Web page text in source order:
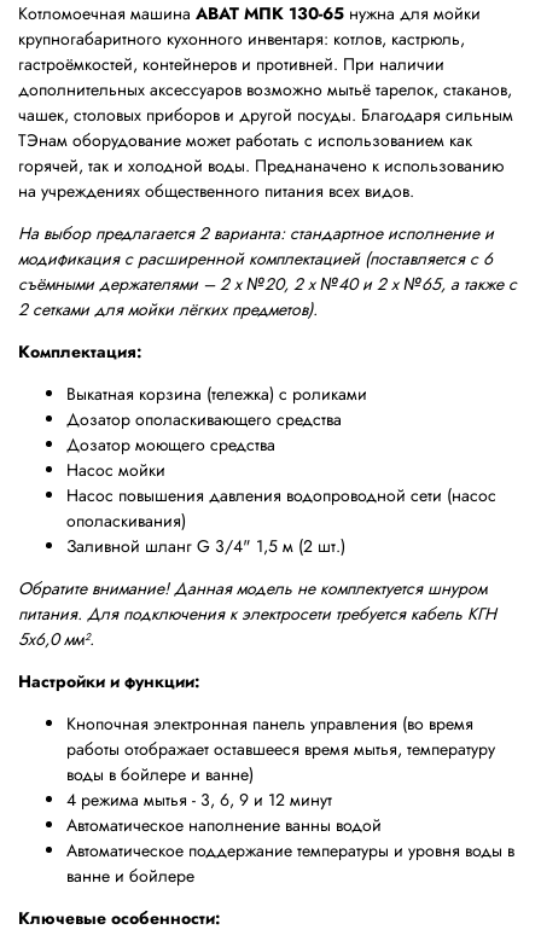
Котломоечная машина ABAT МПК 130-65 нужна для мойки
крупногабаритного кухонного инвентаря: котлов, кастрюль,
гастроёмкостей, контейнеров и противней. При наличии
дополнительных аксессуаров возможно мытьё тарелок, стаканов,
чашек, столовых приборов и другой посуды. Благодаря сильным
ТЭнам оборудование может работать с использованием как
горячей, так и холодной воды. Преднаначено к использованию
на учреждениях общественного питания всех видов.
На выбор предлагается 2 варианта: стандартное исполнение и
модификация с расширенной комплектацией (поставляется с 6
съёмными держателями – 2 х №20, 2 х №40 и 2 х №65, а также с
2 сетками для мойки лёгких предметов).
Комплектация:
Выкатная корзина (тележка) с роликами
Дозатор ополаскивающего средства
Дозатор моющего средства
Насос мойки
Насос повышения давления водопроводной сети (насос
ополаскивания)
Заливной шланг G 3/4" 1,5 м (2 шт.)
Обратите внимание! Данная модель не комплектуется шнуром
питания. Для подключения к электросети требуется кабель КГН
5х6,0 мм².
Настройки и функции:
Кнопочная электронная панель управления (во время
работы отображает оставшееся время мытья, температуру
воды в бойлере и ванне)
4 режима мытья - 3, 6, 9 и 12 минут
Автоматическое наполнение ванны водой
Автоматическое поддержание температуры и уровня воды в
ванне и бойлере
Ключевые особенности: